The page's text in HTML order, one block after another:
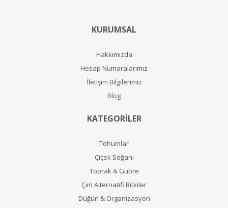
KURUMSAL
Hakkımızda
Hesap Numaralarımız
İletişim Bilgilerimiz
Blog
KATEGORİLER
Tohumlar
Çiçek Soğanı
Toprak & Gübre
Çim Alternatifi Bitkiler
Düğün & Organizasyon